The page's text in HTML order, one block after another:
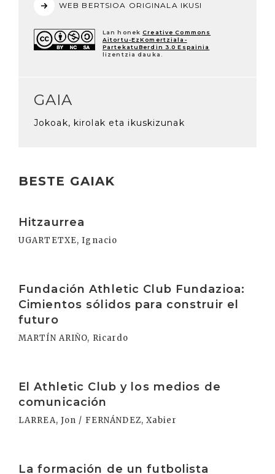
WEB BERTSIOA ORIGINALA IKUSI
Lan honek Creative Commons
Aitortu-EzKomertziala-
PartekatuBerdin 3.0 Espainia
lizentzia dauka.
GAIA
Jokoak, kirolak eta ikuskizunak
BESTE GAIAK
Hitzaurrea
UGARTETXE, Ignacio
Fundación Athletic Club Fundazioa:
Cimientos sólidos para construir el
futuro
MARTÍN ARIÑO, Ricardo
El Athletic Club y los medios de
comunicación
LARREA, Jon / FERNÁNDEZ, Xabier
La formación de un futbolista